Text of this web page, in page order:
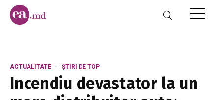
ACTUALITATE ȘTIRI DE TOP
Incendiu devastator la un